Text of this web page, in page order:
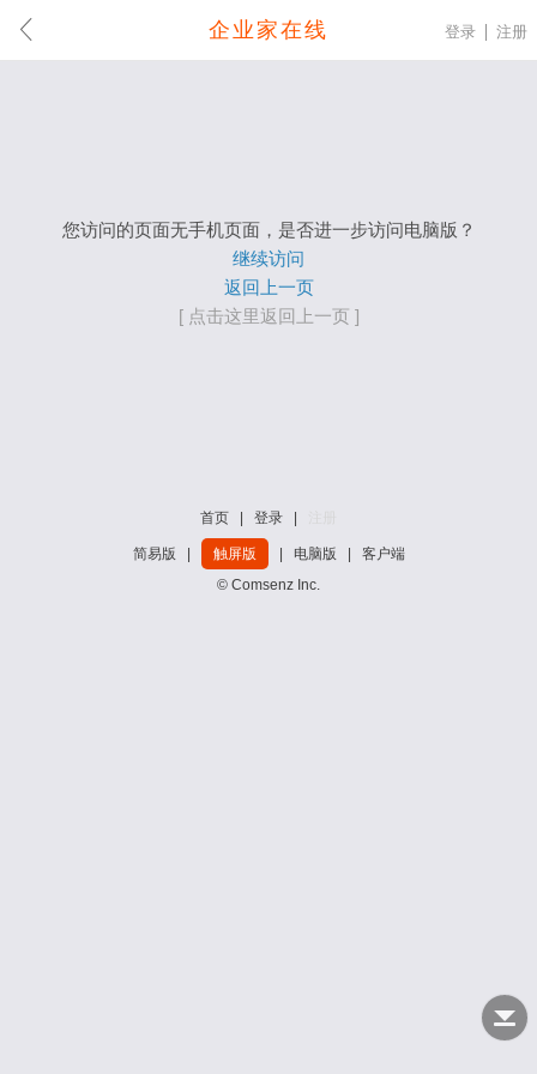
企业家在线 登录 注册
您访问的页面无手机页面，是否进一步访问电脑版？
继续访问
返回上一页
[ 点击这里返回上一页 ]
首页 登录
简易版 触屏版 电脑版
客户端
© Comsenz Inc.